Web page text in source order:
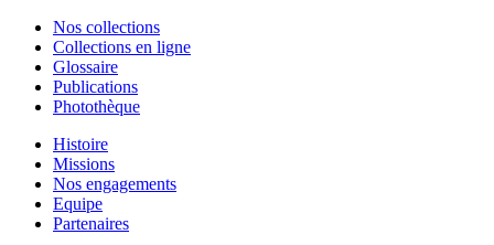
Nos collections
Collections en ligne
Glossaire
Publications
Photothèque
Histoire
Missions
Nos engagements
Equipe
Partenaires